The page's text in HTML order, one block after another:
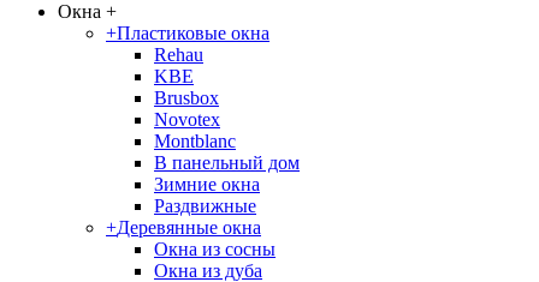
Окна +
+Пластиковые окна
Rehau
KBE
Brusbox
Novotex
Montblanc
В панельный дом
Зимние окна
Раздвижные
+Деревянные окна
Окна из сосны
Окна из дуба